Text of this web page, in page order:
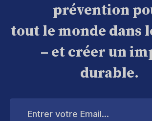
prévention
tout le monde dans
– et créer un
durable.
Entrer
Email...